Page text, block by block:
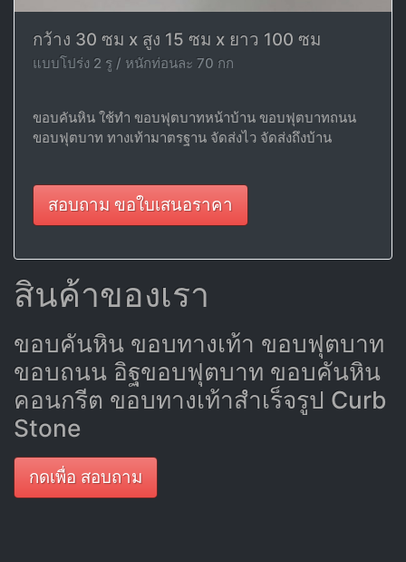
กว้าง 30 ซม x สูง 15 ซม x ยาว 100 ซม
แบบโปร่ง 2 รู / หนักท่อนละ 70 กก
ขอบคันหิน ใช้ทำ ขอบฟุตบาทหน้าบ้าน ขอบฟุตบาทถนน
ขอบฟุตบาท ทางเท้ามาตรฐาน จัดส่งไว จัดส่งถึงบ้าน
สอบถาม ขอใบเสนอราคา
สินค้าของเรา
ขอบคันหิน ขอบทางเท้า ขอบฟุตบาท
ขอบถนน อิฐขอบฟุตบาท ขอบคันหิน
คอนกรีต ขอบทางเท้าสำเร็จรูป Curb
Stone
กดเพื่อ สอบถาม